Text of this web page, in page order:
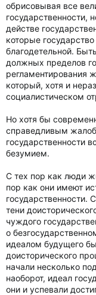
обрисовывая все
государственности,
действе
которые
благодетельной.
должных пределов
регламентирования
который, хотя и
социалистическом
Но хотя бы
справедливым
государственности
безумием.
С тех пор как люди
пор как они имеют
тени
чуждого
о
идеалом будущего
доисторического
начали несколько
наоборот, идеал
они и успевали